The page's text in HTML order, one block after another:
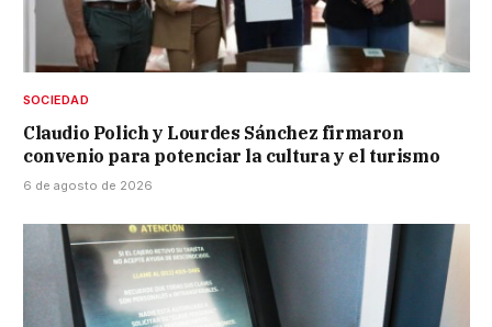
SOCIEDAD
Claudio Polich y Lourdes Sánchez firmaron
convenio para potenciar la cultura y el turismo
6 de agosto de 2026